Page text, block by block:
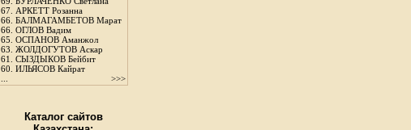
67. АРКЕТТ Розанна
66. БАЛМАГАМБЕТОВ Марат
66. ОГЛОВ Вадим
65. ОСПАНОВ Аманжол
63. ЖОЛДОГУТОВ Аскар
61. СЫЗДЫКОВ Бейбит
60. ИЛЬЯСОВ Кайрат
>>>
Каталог сайтов